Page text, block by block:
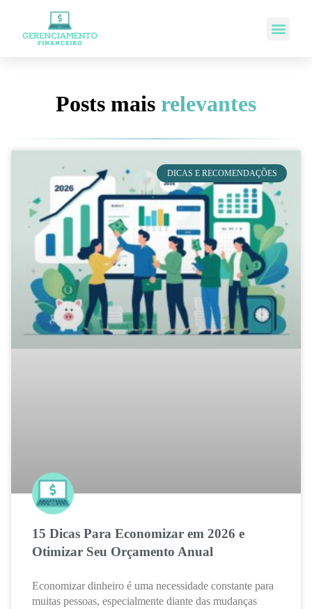
Posts mais relevantes
DICAS E RECOMENDAÇÕES
15 Dicas Para Economizar em 2026 e
Otimizar Seu Orçamento Anual
Economizar dinheiro é uma necessidade constante para
muitas pessoas, especialmente diante das mudanças